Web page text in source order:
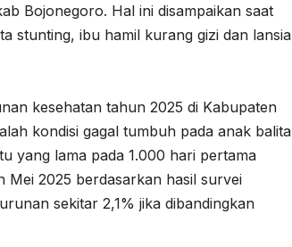
Bojonegoro. Hal ini disampaikan saat
stunting, ibu hamil kurang gizi dan lansia
kesehatan tahun 2025 di Kabupaten
kondisi gagal tumbuh pada anak balita
yang lama pada 1.000 hari pertama
Mei 2025 berdasarkan hasil survei
sekitar 2,1% jika dibandingkan